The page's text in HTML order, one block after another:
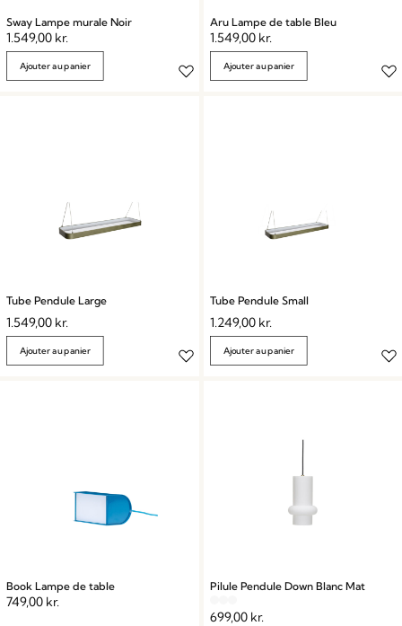
Sway Lampe murale Noir
1.549,00 kr.
Ajouter au panier
Aru Lampe de table Bleu
1.549,00 kr.
Ajouter au panier
Tube Pendule Large
1.549,00 kr.
Ajouter au panier
Tube Pendule Small
1.249,00 kr.
Ajouter au panier
Book Lampe de table
749,00 kr.
Pilule Pendule Down Blanc Mat
699,00 kr.